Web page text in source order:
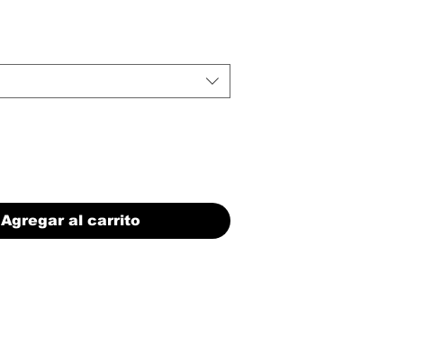
Agregar al carrito